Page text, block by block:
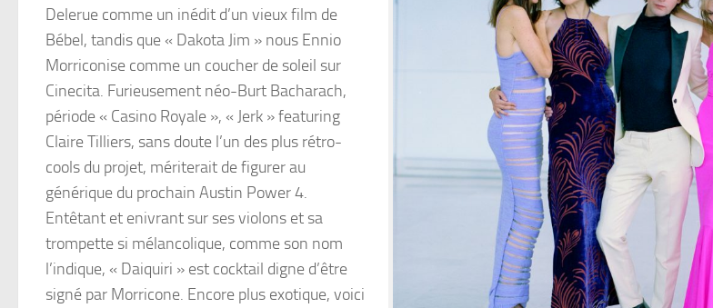
Delerue comme un inédit d’un vieux film de
Bébel, tandis que « Dakota Jim » nous Ennio
Morriconise comme un coucher de soleil sur
Cinecita. Furieusement néo-Burt Bacharach,
période « Casino Royale », « Jerk » featuring
Claire Tilliers, sans doute l’un des plus rétro-
cools du projet, mériterait de figurer au
générique du prochain Austin Power 4.
Entêtant et enivrant sur ses violons et sa
trompette si mélancolique, comme son nom
l’indique, « Daiquiri » est cocktail digne d’être
signé par Morricone. Encore plus exotique, voici